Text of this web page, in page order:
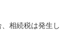
相続税は発生し